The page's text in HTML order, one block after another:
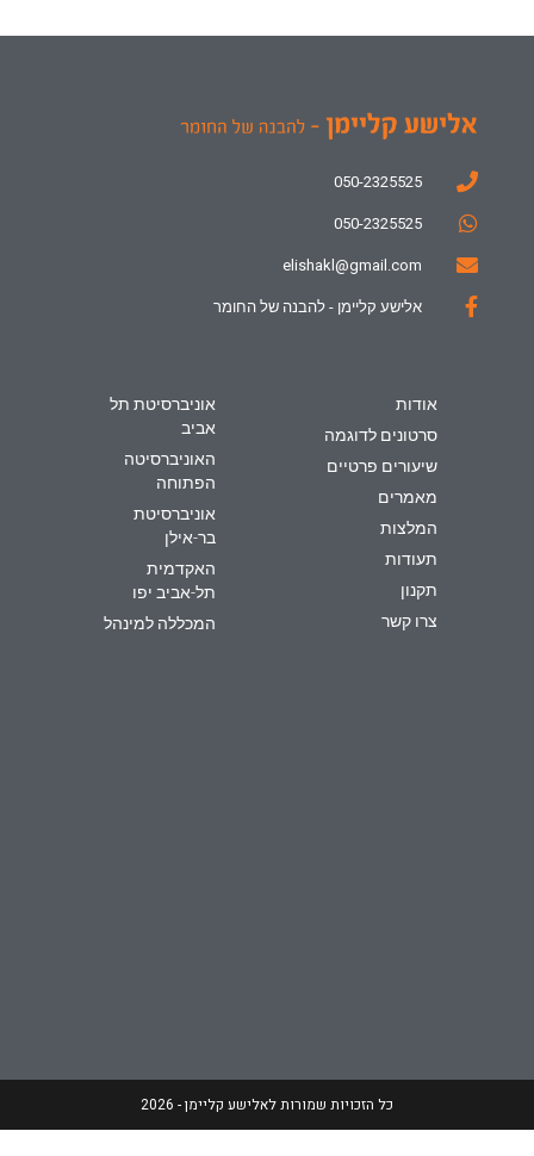
050-2325525
050-2325525
elishakl@gmail.com
אלישע קליימן - להבנה של החומר
אודות
סרטונים לדוגמה
שיעורים פרטיים
מאמרים
המלצות
תעודות
תקנון
צרו קשר
אוניברסיטת תל
אביב
האוניברסיטה
הפתוחה
אוניברסיטת
בר-אילן
האקדמית
תל-אביב יפו
המכללה למינהל
כל הזכויות שמורות לאלישע קליימן - 2026